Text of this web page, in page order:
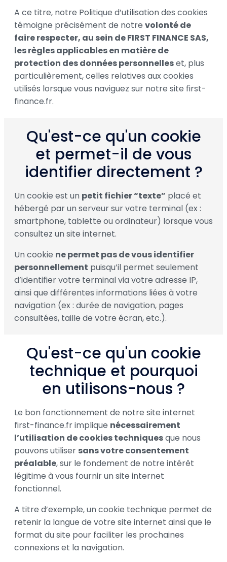
A ce titre, notre Politique d’utilisation des cookies
témoigne précisément de notre volonté de
faire respecter, au sein de FIRST FINANCE SAS,
les règles applicables en matière de
protection des données personnelleset, plus
particulièrement, celles relatives aux cookies
utilisés lorsque vous naviguez sur notre site first-
finance.fr.
Qu'est-ce qu'un cookie
et permet-il de vous
identifier directement ?
Un cookie est un petit fichier “texte” placé et
hébergé par un serveur sur votre terminal (ex :
smartphone, tablette ou ordinateur) lorsque vous
consultez un site internet.
Un cookie ne permet pas de vous identifier
personnellement puisqu’il permet seulement
d’identifier votre terminal via votre adresse IP,
ainsi que différentes informations liées à votre
navigation (ex : durée de navigation, pages
consultées, taille de votre écran, etc.).
Qu'est-ce qu'un cookie
technique et pourquoi
en utilisons-nous ?
Le bon fonctionnement de notre site internet
first-finance.fr implique nécessairement
l’utilisation de cookies techniquesque nous
pouvons utiliser sans votre consentement
préalable, sur le fondement de notre intérêt
légitime à vous fournir un site internet
fonctionnel.
A titre d’exemple, un cookie technique permet de
retenir la langue de votre site internet ainsi que le
format du site pour faciliter les prochaines
connexions et la navigation.